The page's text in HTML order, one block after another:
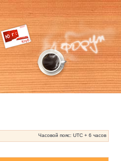
Часовой пояс: UTC + 6 часов